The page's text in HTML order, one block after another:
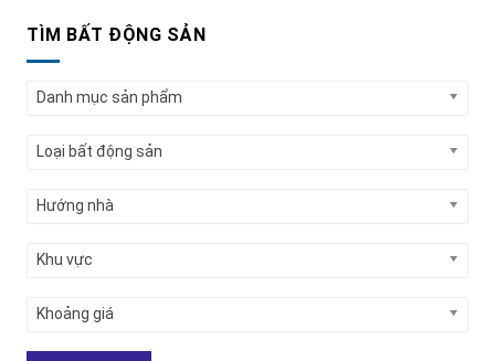
TÌM BẤT ĐỘNG SẢN
Danh mục sản phẩm
Loại bất động sản
Hướng nhà
Khu vực
Khoảng giá